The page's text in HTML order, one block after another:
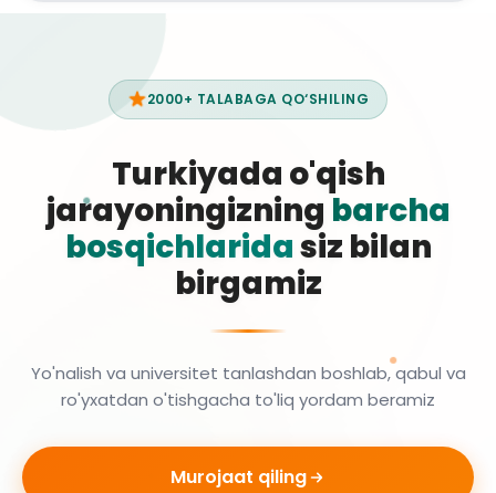
2000+ TALABAGA QO‘SHILING
Turkiyada o'qish
jarayoningizning barcha
bosqichlaridasiz bilan
birgamiz
Yo'nalish va universitet tanlashdan boshlab, qabul va
ro'yxatdan o'tishgacha to'liq yordam beramiz
Murojaat qiling